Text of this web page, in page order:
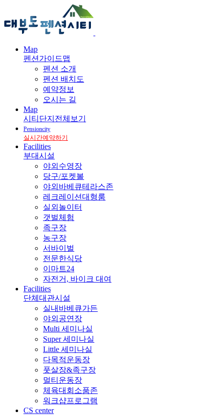
Map
펜션가이드맵
펜션 소개
펜션 배치도
예약정보
오시는 길
Map
시티단지전체보기
Pensioncity
실시간예약하기
Facilities
부대시설
야외수영장
당구/포켓볼
야외바베큐테라스존
레크레이션대형룸
실외놀이터
갯벌체험
족구장
농구장
서바이벌
전문한식당
이마트24
자전거, 바이크 대여
Facilities
단체대관시설
실내바베큐가든
야외공연장
Multi 세미나실
Super 세미나실
Little 세미나실
다목적운동장
풋살장&족구장
멀티운동장
체육대회소품존
워크샵프로그램
CS center